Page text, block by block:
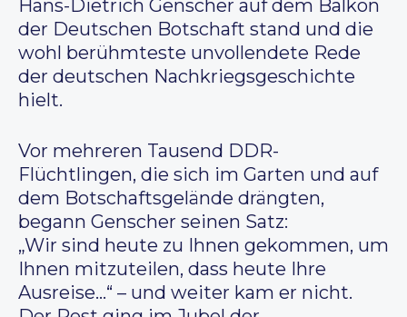
Hans-Dietrich Genscher auf dem Balkon
der Deutschen Botschaft stand und die
wohl berühmteste unvollendete Rede
der deutschen Nachkriegsgeschichte
hielt.
Vor mehreren Tausend DDR-
Flüchtlingen, die sich im Garten und auf
dem Botschaftsgelände drängten,
begann Genscher seinen Satz:
„Wir sind heute zu Ihnen gekommen, um
Ihnen mitzuteilen, dass heute Ihre
Ausreise…“ – und weiter kam er nicht.